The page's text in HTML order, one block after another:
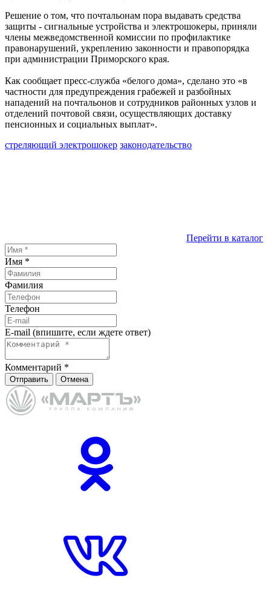
Решение о том, что почтальонам пора выдавать средства
защиты - сигнальные устройства и электрошокеры, приняли
члены межведомственной комиссии по профилактике
правонарушений, укреплению законности и правопорядка
при администрации Приморского края.
Как сообщает пресс-служба «белого дома», сделано это «в
частности для предупреждения грабежей и разбойных
нападений на почтальонов и сотрудников районных узлов и
отделений почтовой связи, осуществляющих доставку
пенсионных и социальных выплат».
стреляющий электрошокер законодательство
Перейти в каталог
Имя *
Фамилия
Телефон
E-mail (впишите, если ждете ответ)
Комментарий *
Отправить Отмена